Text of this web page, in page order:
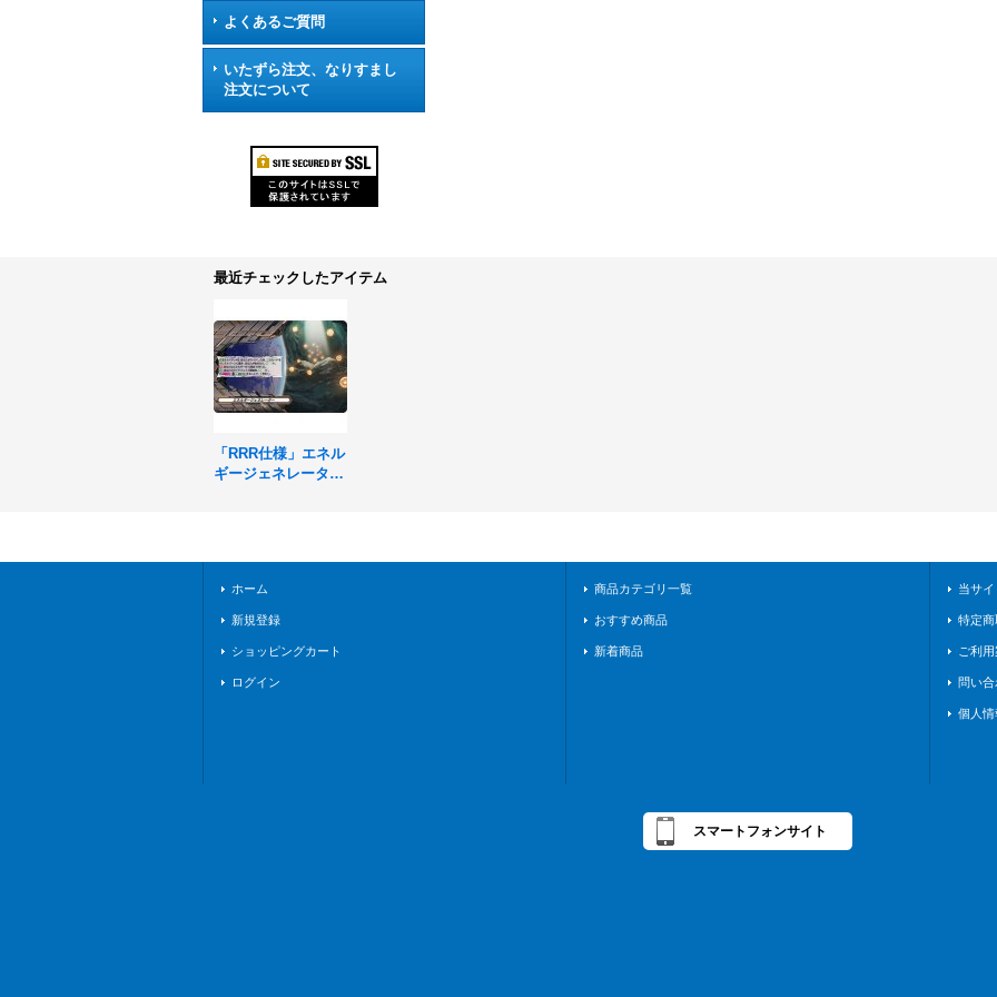
よくあるご質問
いたずら注文、なりすまし
注文について
最近チェックしたアイテム
「RRR仕様」エネル
ギージェネレーター
ホーム
新規登録
ショッピングカート
ログイン
商品カテゴリ一覧
おすすめ商品
新着商品
当サ
特定
ご利
問い合
個人
スマートフォンサイト